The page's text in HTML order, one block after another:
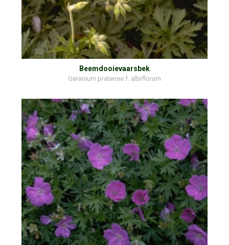
Beemdooievaarsbek
Geranium pratense f. albiflorum